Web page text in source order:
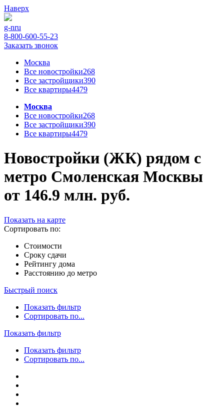
Наверх
g-nru
8-800-600-55-23
Заказать звонок
Москва
Все новостройки268
Все застройщики390
Все квартиры4479
Москва
Все новостройки268
Все застройщики390
Все квартиры4479
Новостройки (ЖК) рядом с
метро Смоленская Москвы
от 146.9 млн. руб.
Показать на карте
Сортировать по:
Стоимости
Сроку сдачи
Рейтингу дома
Расстоянию до метро
Быстрый поиск
Показать фильтр
Сортировать по...
Показать фильтр
Показать фильтр
Сортировать по...